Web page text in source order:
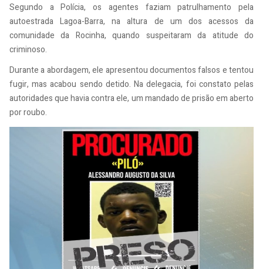
Segundo a Polícia, os agentes faziam patrulhamento pela
autoestrada Lagoa-Barra, na altura de um dos acessos da
comunidade da Rocinha, quando suspeitaram da atitude do
criminoso.
Durante a abordagem, ele apresentou documentos falsos e tentou
fugir, mas acabou sendo detido. Na delegacia, foi constato pelas
autoridades que havia contra ele, um mandado de prisão em aberto
por roubo.